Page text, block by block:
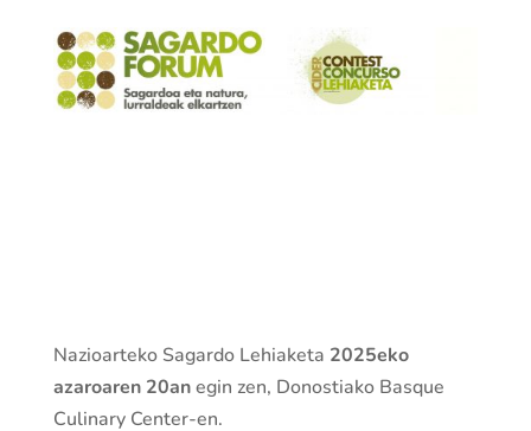
Nazioarteko Sagardo Lehiaketa 2025eko
azaroaren 20anegin zen, Donostiako Basque
Culinary Center-en.